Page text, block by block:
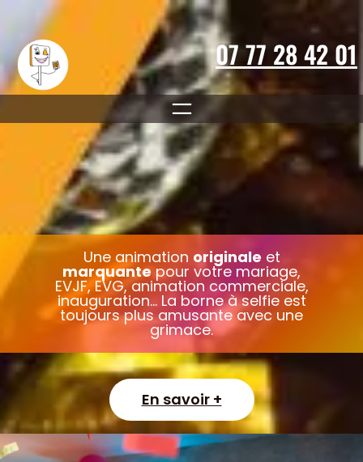
contenu
07 77 28 42 01
Une animation originale et
marquante pour votre mariage,
EVJF, EVG, animation commerciale,
inauguration… La borne à selfie est
toujours plus amusante avec une
grimace.
En savoir +